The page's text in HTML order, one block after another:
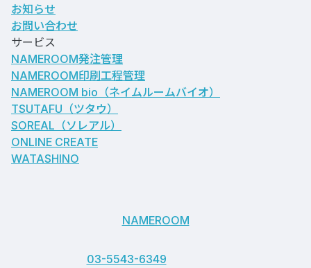
お知らせ
お問い合わせ
サービス
NAMEROOM発注管理
NAMEROOM印刷工程管理
NAMEROOM bio （ネイムルームバイオ）
TSUTAFU（ツタウ）
SOREAL（ソレアル）
ONLINE CREATE
WATASHINO
NAMEROOM
03-5543-6349